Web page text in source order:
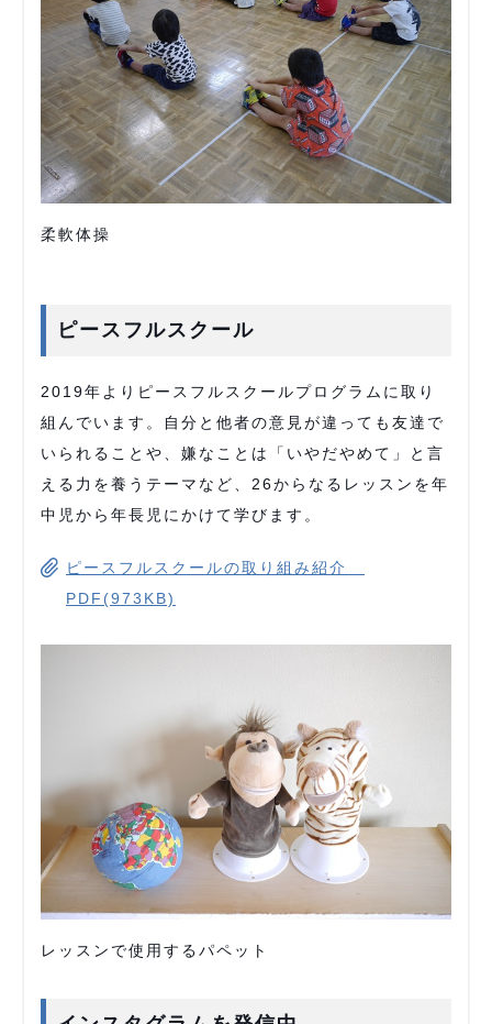
柔軟体操
ピースフルスクール
2019年よりピースフルスクールプログラムに取り
組んでいます。自分と他者の意見が違っても友達で
いられることや、嫌なことは「いやだやめて」と言
える力を養うテーマなど、26からなるレッスンを年
中児から年長児にかけて学びます。
ピースフルスクールの取り組み紹介
PDF(973KB)
レッスンで使用するパペット